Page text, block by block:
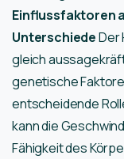
Einflussfaktoren
UnterschiedeDer
gleich
genetische
entscheidende
kann die
Fähigkeit des